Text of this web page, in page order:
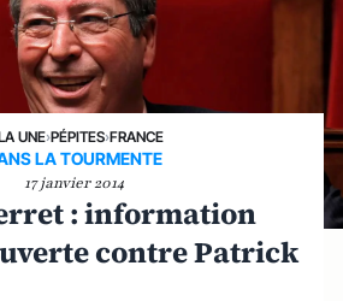
UNE›PÉPITES›FRANCE
LA TOURMENTE
17 janvier 2014
: information
contre Patrick